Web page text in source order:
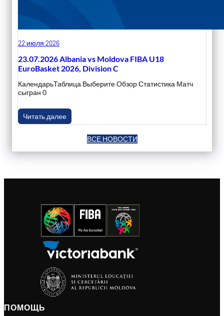
22 июля 2026
23.07.2026 Albania vs Moldova FIBA U18
EuroBasket 2026, Division C
КалендарьТаблица Выберите Обзор Статистика Матч
сыгран 0
Читать далее
ВСЕ НОВОСТИ
ПОМОЩЬ